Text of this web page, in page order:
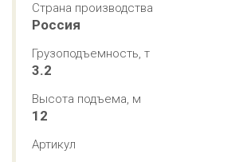
Страна производства
Россия
Грузоподъемность, т
3.2
Высота подъема, м
12
Артикул